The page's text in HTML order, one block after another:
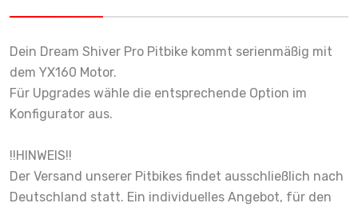
Dein Dream Shiver Pro Pitbike kommt serienmäßig mit
dem YX160 Motor.
Für Upgrades wähle die entsprechende Option im
Konfigurator aus.
!!HINWEIS!!
Der Versand unserer Pitbikes findet ausschließlich nach
Deutschland statt. Ein individuelles Angebot, für den